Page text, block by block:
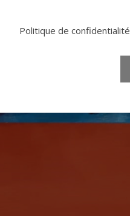
Politique de confidentialité